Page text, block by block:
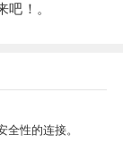
！。
性的连接。